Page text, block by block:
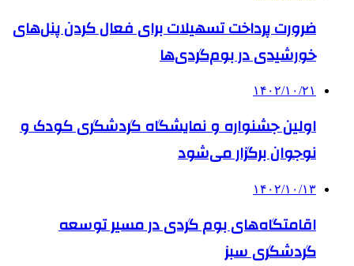
ضرورت پرداخت تسهیلات برای فعال کردن پنل‌های
خورشیدی در بوم‌گردی‌ها
۱۴۰۲/۱۰/۲۱
اولین جشنواره و نمایشگاه گردشگری کودک و
نوجوان برگزار می‌شود
۱۴۰۲/۱۰/۱۳
اقامتگاه‌های بوم گردی در مسیر توسعه
گردشگری سبز